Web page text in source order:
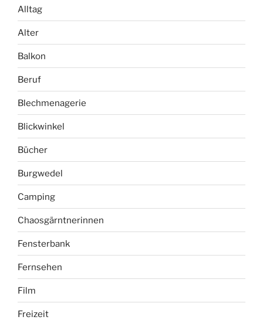
Alltag
Alter
Balkon
Beruf
Blechmenagerie
Blickwinkel
Bücher
Burgwedel
Camping
Chaosgärntnerinnen
Fensterbank
Fernsehen
Film
Freizeit